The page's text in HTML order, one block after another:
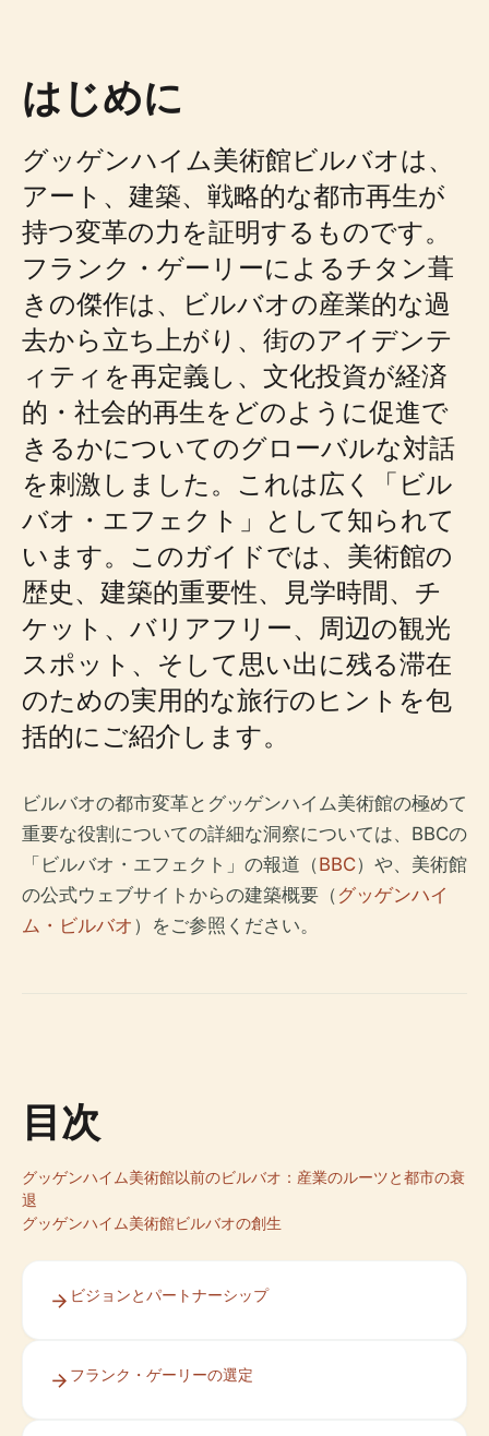
はじめに
グッゲンハイム美術館ビルバオは、
アート、建築、戦略的な都市再生が
持つ変革の力を証明するものです。
フランク・ゲーリーによるチタン葺
きの傑作は、ビルバオの産業的な過
去から立ち上がり、街のアイデンテ
ィティを再定義し、文化投資が経済
的・社会的再生をどのように促進で
きるかについてのグローバルな対話
を刺激しました。これは広く「ビル
バオ・エフェクト」として知られて
います。このガイドでは、美術館の
歴史、建築的重要性、見学時間、チ
ケット、バリアフリー、周辺の観光
スポット、そして思い出に残る滞在
のための実用的な旅行のヒントを包
括的にご紹介します。
ビルバオの都市変革とグッゲンハイム美術館の極めて
重要な役割についての詳細な洞察については、BBCの
「ビルバオ・エフェクト」の報道（BBC）や、美術館
の公式ウェブサイトからの建築概要（ グッゲンハイ
ム・ビルバオ ）をご参照ください。
目次
グッゲンハイム美術館以前のビルバオ：産業のルーツと都市の衰
退
グッゲンハイム美術館ビルバオの創生
ビジョンとパートナーシップ
フランク・ゲーリーの選定